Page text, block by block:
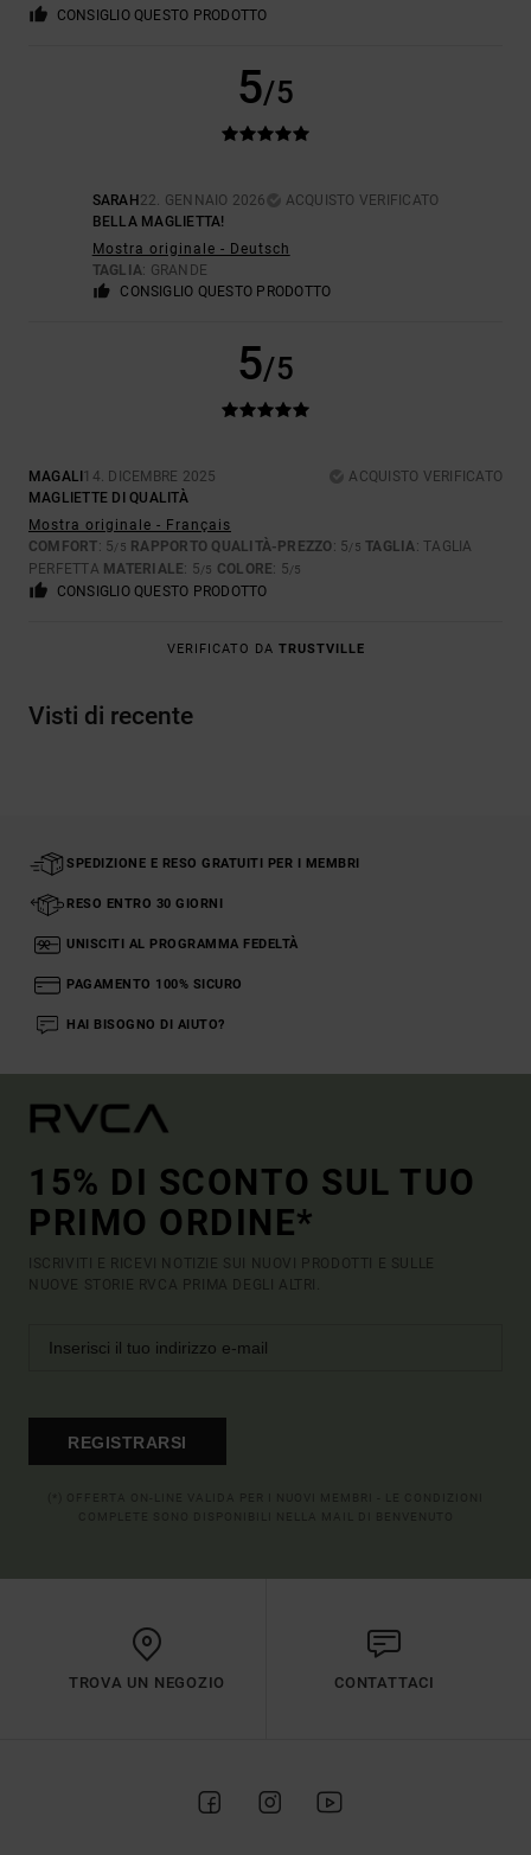
CONSIGLIO QUESTO PRODOTTO
5/5
SARAH 22. GENNAIO 2026
ACQUISTO VERIFICATO
BELLA MAGLIETTA!
Mostra originale - Deutsch
TAGLIA: GRANDE
CONSIGLIO QUESTO PRODOTTO
5/5
MAGALI 14. DICEMBRE 2025
ACQUISTO VERIFICATO
MAGLIETTE DI QUALITÀ
Mostra originale - Français
COMFORT: 5/5 RAPPORTO QUALITÀ-PREZZO: 5/5 TAGLIA: TAGLIA
PERFETTA MATERIALE: 5/5 COLORE: 5/5
CONSIGLIO QUESTO PRODOTTO
VERIFICATO DA TRUSTVILLE
Visti di recente
SPEDIZIONE E RESO GRATUITI PER I MEMBRI
RESO ENTRO 30 GIORNI
UNISCITI AL PROGRAMMA FEDELTÀ
PAGAMENTO 100% SICURO
HAI BISOGNO DI AIUTO?
15% DI SCONTO SUL TUO
PRIMO ORDINE*
ISCRIVITI E RICEVI NOTIZIE SUI NUOVI PRODOTTI E SULLE
NUOVE STORIE RVCA PRIMA DEGLI ALTRI.
REGISTRARSI
TROVA UN NEGOZIO CONTATTACI